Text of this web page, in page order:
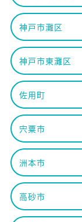
神戸市灘区
神戸市東灘区
佐用町
宍粟市
洲本市
高砂市